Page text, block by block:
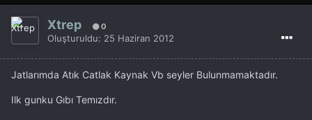
Xtrep 0
Oluşturuldu: 25 Haziran 2012
Jatlarımda Atık Catlak Kaynak Vb seyler Bulunmamaktadır.
Ilk gunku Gıbı Temızdır.